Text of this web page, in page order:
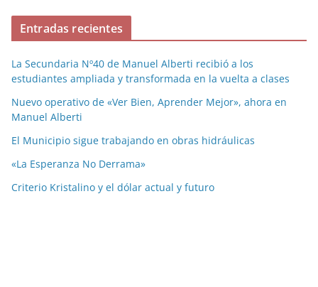
Entradas recientes
La Secundaria Nº40 de Manuel Alberti recibió a los
estudiantes ampliada y transformada en la vuelta a clases
Nuevo operativo de «Ver Bien, Aprender Mejor», ahora en
Manuel Alberti
El Municipio sigue trabajando en obras hidráulicas
«La Esperanza No Derrama»
Criterio Kristalino y el dólar actual y futuro